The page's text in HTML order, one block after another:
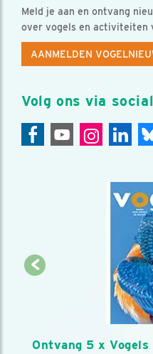
Meld je aan en ontvang
over vogels en activiteiten
AANMELDEN
Volg ons via
Ontvang 5 x